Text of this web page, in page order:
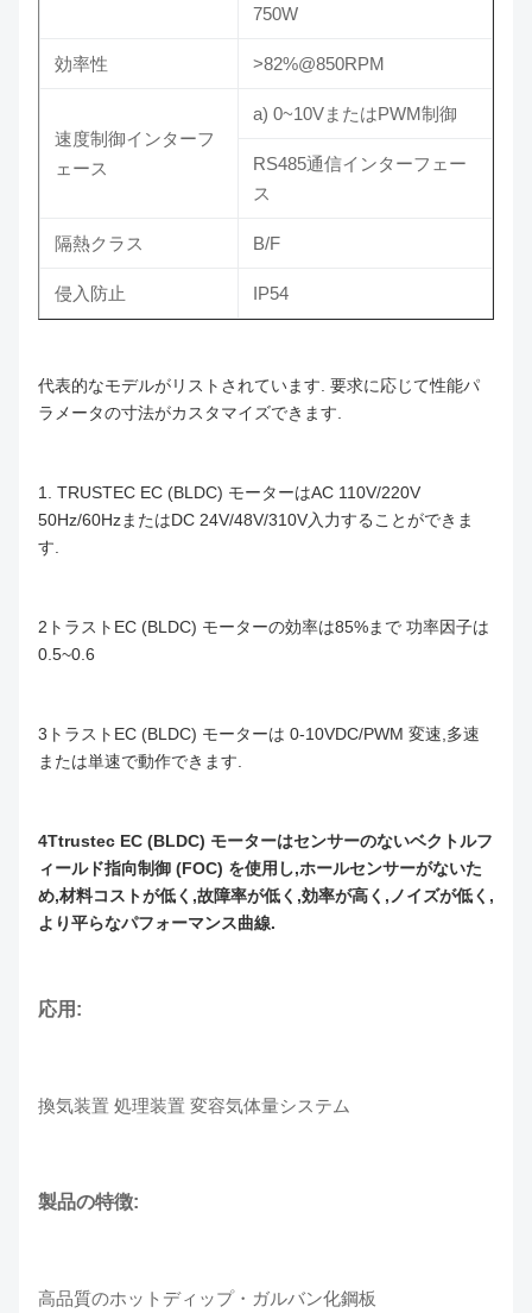
750W
効率性 >82%@850RPM
速度制御インターフ
ェース
a) 0~10VまたはPWM制御
RS485通信インターフェー
ス
隔熱クラス B/F
侵入防止 IP54
代表的なモデルがリストされています. 要求に応じて性能パ
ラメータの寸法がカスタマイズできます.
1. TRUSTEC EC (BLDC) モーターはAC 110V/220V
50Hz/60HzまたはDC 24V/48V/310V入力することができま
す.
2トラストEC (BLDC) モーターの効率は85%まで 功率因子は
0.5~0.6
3トラストEC (BLDC) モーターは 0-10VDC/PWM 変速,多速
または単速で動作できます.
4Ttrustec EC (BLDC) モーターはセンサーのないベクトルフ
ィールド指向制御 (FOC) を使用し,ホールセンサーがないた
め,材料コストが低く,故障率が低く,効率が高く,ノイズが低く,
より平らなパフォーマンス曲線.
応用:
換気装置 処理装置 変容気体量システム
製品の特徴:
高品質のホットディップ・ガルバン化鋼板